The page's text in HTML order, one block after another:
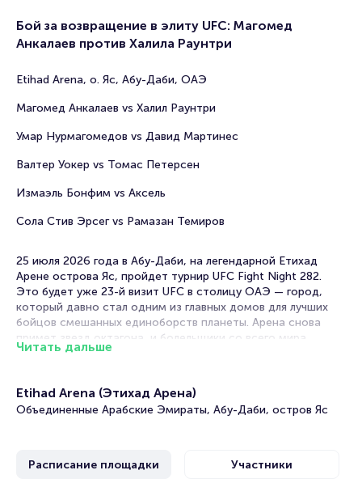
Бой за возвращение в элиту UFC: Магомед
Анкалаев против Халила Раунтри
Etihad Arena, о. Яс, Абу-Даби, ОАЭ
Магомед Анкалаев vs Халил Раунтри
Умар Нурмагомедов vs Давид Мартинес
Валтер Уокер vs Томас Петерсен
Измаэль Бонфим vs Аксель
Сола Стив Эрсег vs Рамазан Темиров
25 июля 2026 года в Абу-Даби, на легендарной Етихад
Арене острова Яс, пройдет турнир UFC Fight Night 282.
Это будет уже 23-й визит UFC в столицу ОАЭ — город,
который давно стал одним из главных домов для лучших
бойцов смешанных единоборств планеты. Арена снова
примет звезд октагона, и болельщики со всего мира
нацелены именно на этот турнир.
весе между россиянином Магомедом Анкалаевым и
американцем Халилом Раунтри. Для Анкалаева — бывшего
UFC 320 в октябре 2025 года, когда он был нокаутирован в
первом раунде. Напомним, тот бой стал для Магомеда
Читать дальше
Etihad Arena (Этихад Арена)
Объединенные Арабские Эмираты, Абу-Даби, остров Яс
Расписание площадки Участники